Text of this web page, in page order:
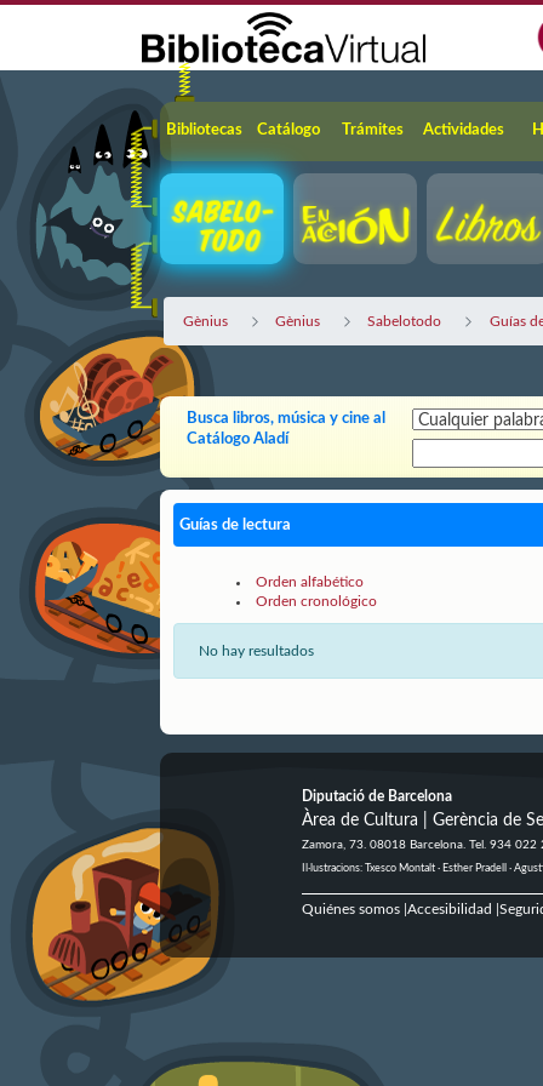
Navegación
Bibliotecas Catálogo Trámites Actividades
Gènius Gènius Sabelotodo Guías
Busca libros, música y cine al
Catálogo Aladí
Guías de lectura
Orden alfabético
Orden cronológico
No hay resultados
Diputació de Barcelona
Àrea de Cultura | Gerència de
Zamora, 73. 08018 Barcelona. Tel. 934 022
Il·lustracions: Txesco Montalt · Esther Pradell ·
Quiénes somos| Accesibilidad